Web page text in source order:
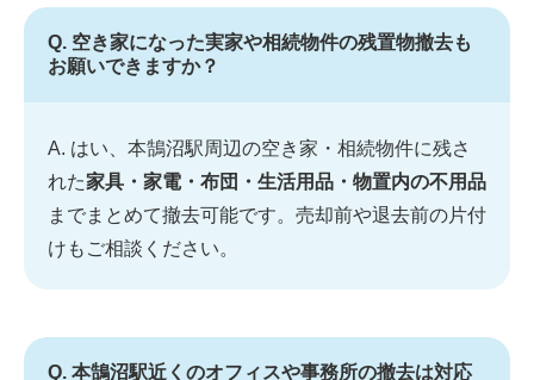
Q. 空き家になった実家や相続物件の残置物撤去も
お願いできますか？
A. はい、本鵠沼駅周辺の空き家・相続物件に残さ
れた家具・家電・布団・生活用品・物置内の不用品
までまとめて撤去可能です。売却前や退去前の片付
けもご相談ください。
Q. 本鵠沼駅近くのオフィスや事務所の撤去は対応